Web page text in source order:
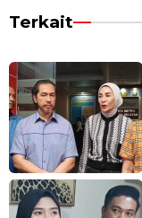
Terkait